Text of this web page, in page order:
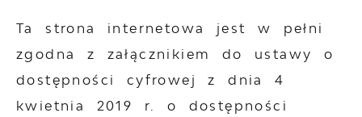
Ta strona internetowa jest w pełni
zgodna z załącznikiem do ustawy o
dostępności cyfrowej z dnia 4
kwietnia 2019 r. o dostępności